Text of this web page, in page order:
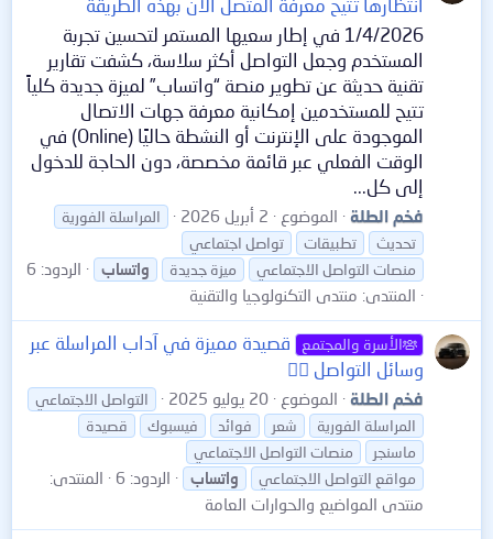
انتظارها تتيح معرفة المتصل الآن بهذه الطريقة
1/4/2026 في إطار سعيها المستمر لتحسين تجربة
المستخدم وجعل التواصل أكثر سلاسة، كشفت تقارير
تقنية حديثة عن تطوير منصة “واتساب” لميزة جديدة كلياً
تتيح للمستخدمين إمكانية معرفة جهات الاتصال
الموجودة على الإنترنت أو النشطة حاليًا (Online) في
الوقت الفعلي عبر قائمة مخصصة، دون الحاجة للدخول
إلى كل...
فخم الطلة الموضوع 2 أبريل 2026
المراسلة الفورية
تحديث
تطبيقات
تواصل اجتماعي
منصات التواصل الاجتماعي
ميزة جديدة واتساب
الردود: 6
المنتدى: منتدى التكنولوجيا والتقنية
الأسرة والمجتمع
قصيدة مميزة في آداب المراسلة عبر
وسائل التواصل 👍🏻
فخم الطلة الموضوع 20 يوليو 2025
التواصل الاجتماعي
المراسلة الفورية
شعر فوائد فيسبوك
قصيدة
ماسنجر
منصات التواصل الاجتماعي
مواقع التواصل الاجتماعي
واتساب الردود: 6
المنتدى:
منتدى المواضيع والحوارات العامة